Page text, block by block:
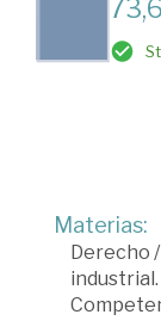
Materias:
Derecho /